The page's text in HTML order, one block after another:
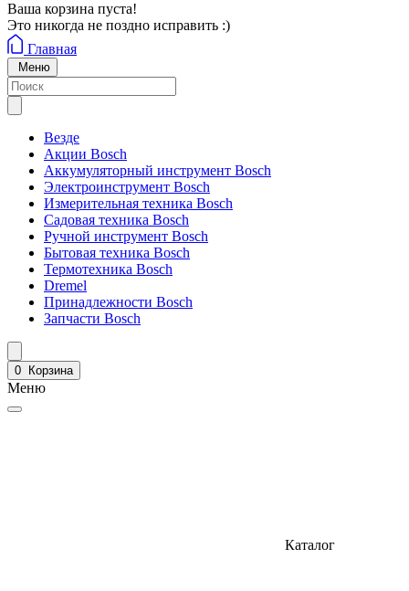
Ваша корзина пуста!
Это никогда не поздно исправить :)
Главная
Меню
Везде
Акции Bosch
Аккумуляторный инструмент Bosch
Электроинструмент Bosch
Измерительная техника Bosch
Садовая техника Bosch
Ручной инструмент Bosch
Бытовая техника Bosch
Термотехника Bosch
Dremel
Принадлежности Bosch
Запчасти Bosch
0 Корзина
Меню
Каталог